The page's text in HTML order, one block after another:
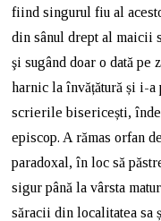
fiind singurul fiu al
din sânul drept al maicii
şi sugând doar o dată
harnic la învățătură și i-a
scrierile bisericești,
episcop. A rămas orfan
paradoxal, în loc să
sigur până la vârsta
săracii din localitatea sa